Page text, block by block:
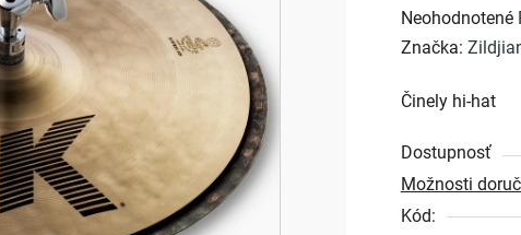
Priemerné
hodnotenie
je
z
5
hviezdičiek.
Neohodnotené
Značka:
Činely hi-hat
Dostupnosť
Možnosti
Kód: